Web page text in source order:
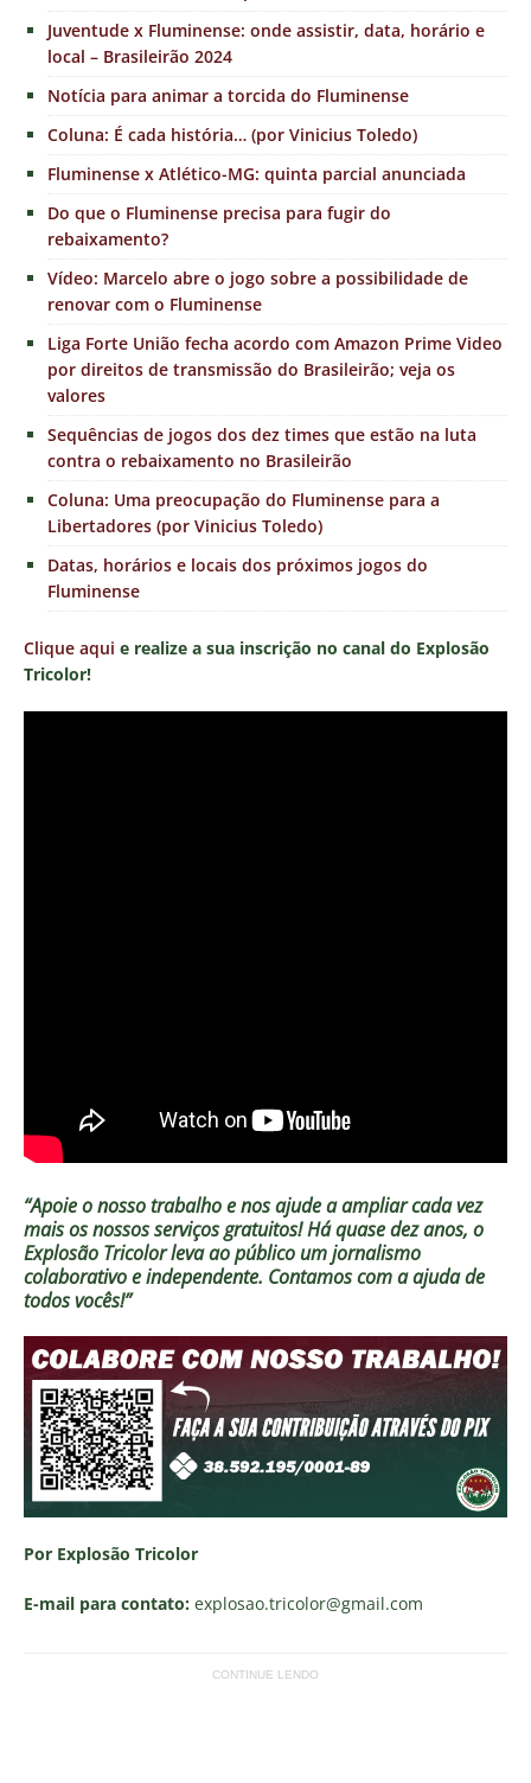
Juventude x Fluminense: onde assistir, data, horário e
local – Brasileirão 2024
Notícia para animar a torcida do Fluminense
Coluna: É cada história… (por Vinicius Toledo)
Fluminense x Atlético-MG: quinta parcial anunciada
Do que o Fluminense precisa para fugir do
rebaixamento?
Vídeo: Marcelo abre o jogo sobre a possibilidade de
renovar com o Fluminense
Liga Forte União fecha acordo com Amazon Prime Video
por direitos de transmissão do Brasileirão; veja os
valores
Sequências de jogos dos dez times que estão na luta
contra o rebaixamento no Brasileirão
Coluna: Uma preocupação do Fluminense para a
Libertadores (por Vinicius Toledo)
Datas, horários e locais dos próximos jogos do
Fluminense
Clique aqui e realize a sua inscrição no canal do Explosão
Tricolor!
“Apoie o nosso trabalho e nos ajude a ampliar cada vez
mais os nossos serviços gratuitos!Há quase dez anos, o
Explosão Tricolor leva ao público um jornalismo
colaborativo e independente. Contamos com a ajuda de
todos vocês!”
Por Explosão Tricolor
E-mail para contato: explosao.tricolor@gmail.com
CONTINUE LENDO